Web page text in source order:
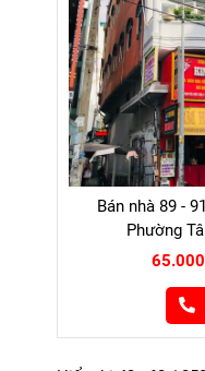
Bán nhà 89 -
Phường